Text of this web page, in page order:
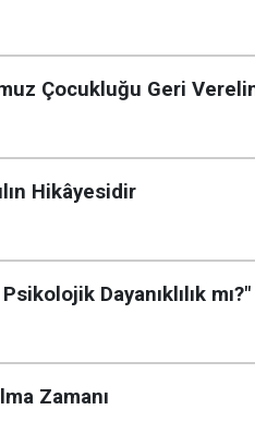
Çocukluğu Geri
Hikâyesidir
Dayanıklılık mı?"
Zamanı